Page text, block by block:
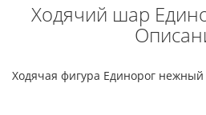
Ходячий шар
Ходячая фигура Единорог нежный